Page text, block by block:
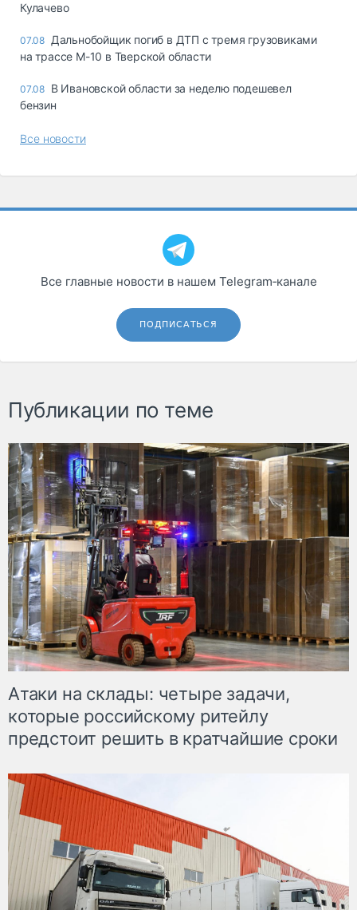
Кулачево
07.08 Дальнобойщик погиб в ДТП с тремя грузовиками
на трассе М-10 в Тверской области
07.08 В Ивановской области за неделю подешевел
бензин
Все новости
Все главные новости в нашем Telegram‑канале
ПОДПИСАТЬСЯ
Публикации по теме
Атаки на склады: четыре задачи,
которые российскому ритейлу
предстоит решить в кратчайшие сроки